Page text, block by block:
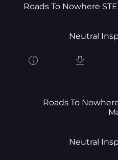
Roads To Nowhere
Neutral
Roads To
Neutral